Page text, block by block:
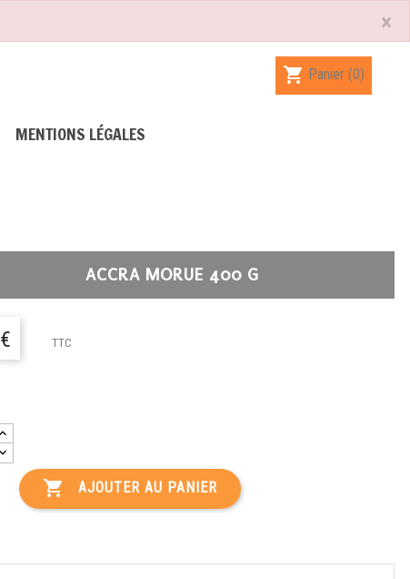
×
shopping_cart Panier (0)
MENTIONS LÉGALES
ACCRA MORUE 400 G
TTC
 AJOUTER AU PANIER